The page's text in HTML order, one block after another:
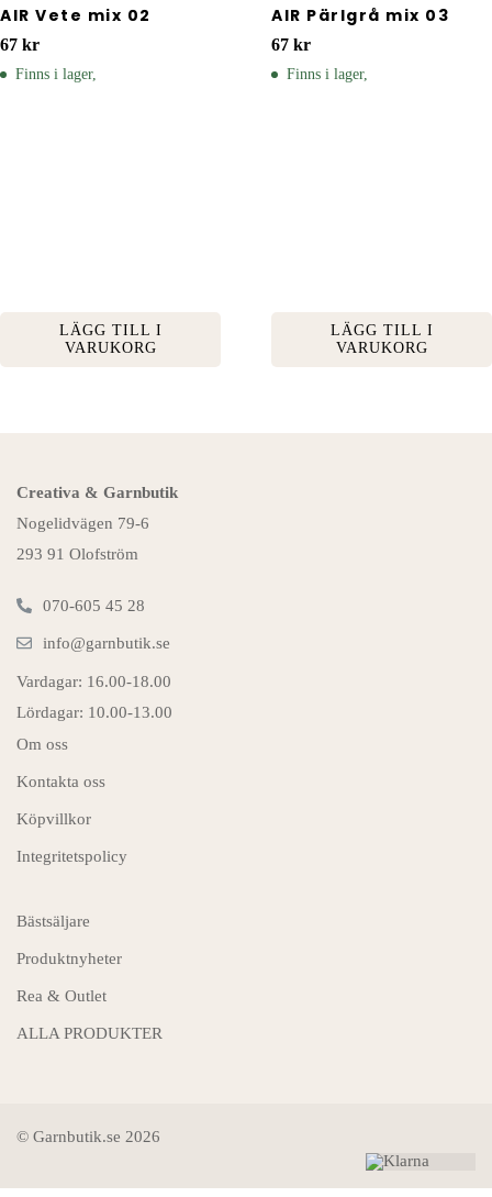
AIR Vete mix 02
67 kr
Finns i lager,
LÄGG TILL I
VARUKORG
AIR Pärlgrå mix 03
67 kr
Finns i lager,
LÄGG TILL I
VARUKORG
Creativa & Garnbutik
Nogelidvägen 79-6
293 91 Olofström
070-605 45 28
info@garnbutik.se
Vardagar: 16.00-18.00
Lördagar: 10.00-13.00
Om oss
Kontakta oss
Köpvillkor
Integritetspolicy
Bästsäljare
Produktnyheter
Rea & Outlet
ALLA PRODUKTER
© Garnbutik.se 2026